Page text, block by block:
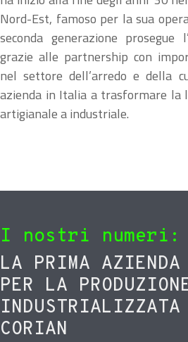
Nord-Est, famoso per la sua
seconda generazione
grazie alle partnership con
nel settore dell’arredo e della
azienda in Italia a trasformare la
artigianale a industriale.
I nostri numeri:
LA PRIMA
PER LA
CORIAN